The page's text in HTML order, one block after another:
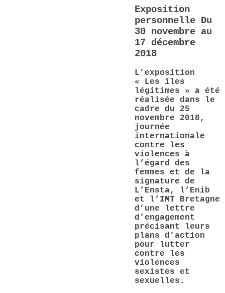
Exposition
personnelle Du
30 novembre au
17 décembre
2018
L’exposition
« Les îles
légitimes » a été
réalisée dans le
cadre du 25
novembre 2018,
journée
internationale
contre les
violences à
l’égard des
femmes et de la
signature de
L’Ensta, l’Enib
et l’IMT Bretagne
d’une lettre
d’engagement
précisant leurs
plans d’action
pour lutter
contre les
violences
sexistes et
sexuelles.